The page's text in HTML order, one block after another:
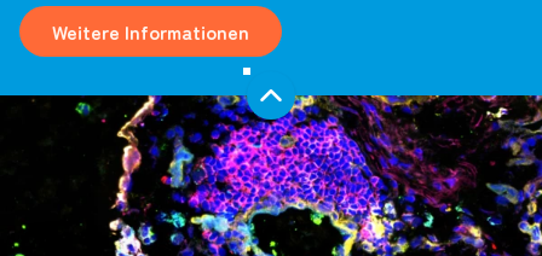
Weitere Informationen